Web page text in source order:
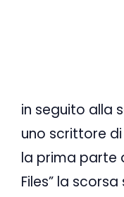
in seguito alla
uno scrittore
la prima parte
Files” la